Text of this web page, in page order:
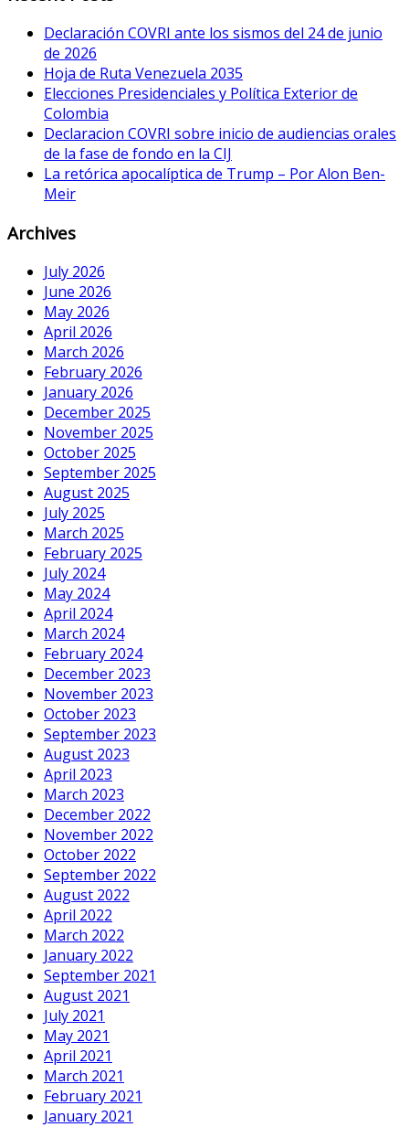
Declaración COVRI ante los sismos del 24 de junio
de 2026
Hoja de Ruta Venezuela 2035
Elecciones Presidenciales y Política Exterior de
Colombia
Declaracion COVRI sobre inicio de audiencias orales
de la fase de fondo en la CIJ
La retórica apocalíptica de Trump – Por Alon Ben-
Meir
Archives
July 2026
June 2026
May 2026
April 2026
March 2026
February 2026
January 2026
December 2025
November 2025
October 2025
September 2025
August 2025
July 2025
March 2025
February 2025
July 2024
May 2024
April 2024
March 2024
February 2024
December 2023
November 2023
October 2023
September 2023
August 2023
April 2023
March 2023
December 2022
November 2022
October 2022
September 2022
August 2022
April 2022
March 2022
January 2022
September 2021
August 2021
July 2021
May 2021
April 2021
March 2021
February 2021
January 2021